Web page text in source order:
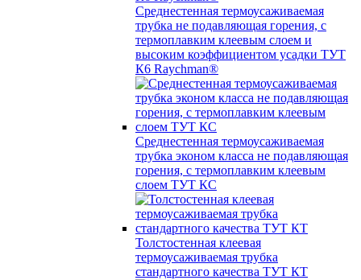
Среднестенная термоусаживаемая
трубка не подавляющая горения, с
термоплавким клеевым слоем и
высоким коэффициентом усадки ТУТ
К6 Raychman®
Среднестенная термоусаживаемая
трубка эконом класса не подавляющая
горения, с термоплавким клеевым
слоем ТУТ КС
Толстостенная клеевая
термоусаживаемая трубка
стандартного качества ТУТ КТ